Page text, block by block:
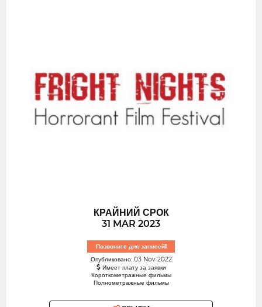
КРАЙНИЙ СРОК
31 MAR 2023
Позвоните для записей!
Опубликовано: 03 Nov 2022
Имеет плату за заявки
Короткометражные фильмы
Полнометражные фильмы